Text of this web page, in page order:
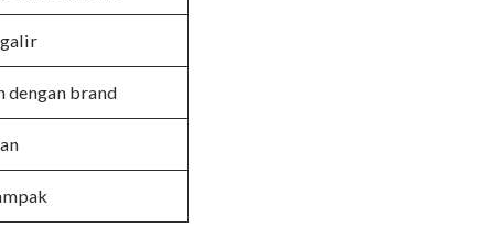
dengan brand